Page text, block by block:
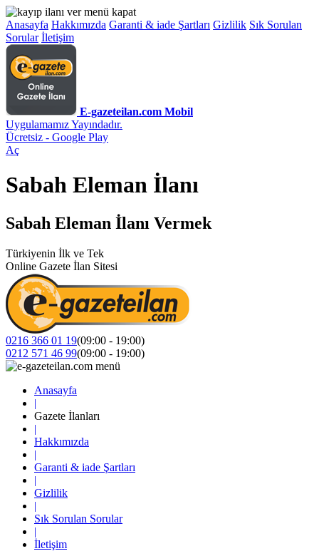
Anasayfa Hakkımızda Garanti & iade Şartları Gizlilik Sık Sorulan
Sorular İletişim
E-gazeteilan.com Mobil
Uygulamamız Yayındadır.
Ücretsiz - Google Play
Aç
Sabah Eleman İlanı
Sabah Eleman İlanı Vermek
Türkiyenin İlk ve Tek
Online Gazete İlan Sitesi
0216 366 01 19(09:00 - 19:00)
0212 571 46 99(09:00 - 19:00)
Anasayfa
|
Gazete İlanları
|
Hakkımızda
|
Garanti & iade Şartları
|
Gizlilik
|
Sık Sorulan Sorular
|
İletişim